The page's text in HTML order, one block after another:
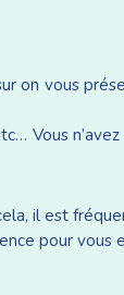
on vous
Vous
il est
pour vous